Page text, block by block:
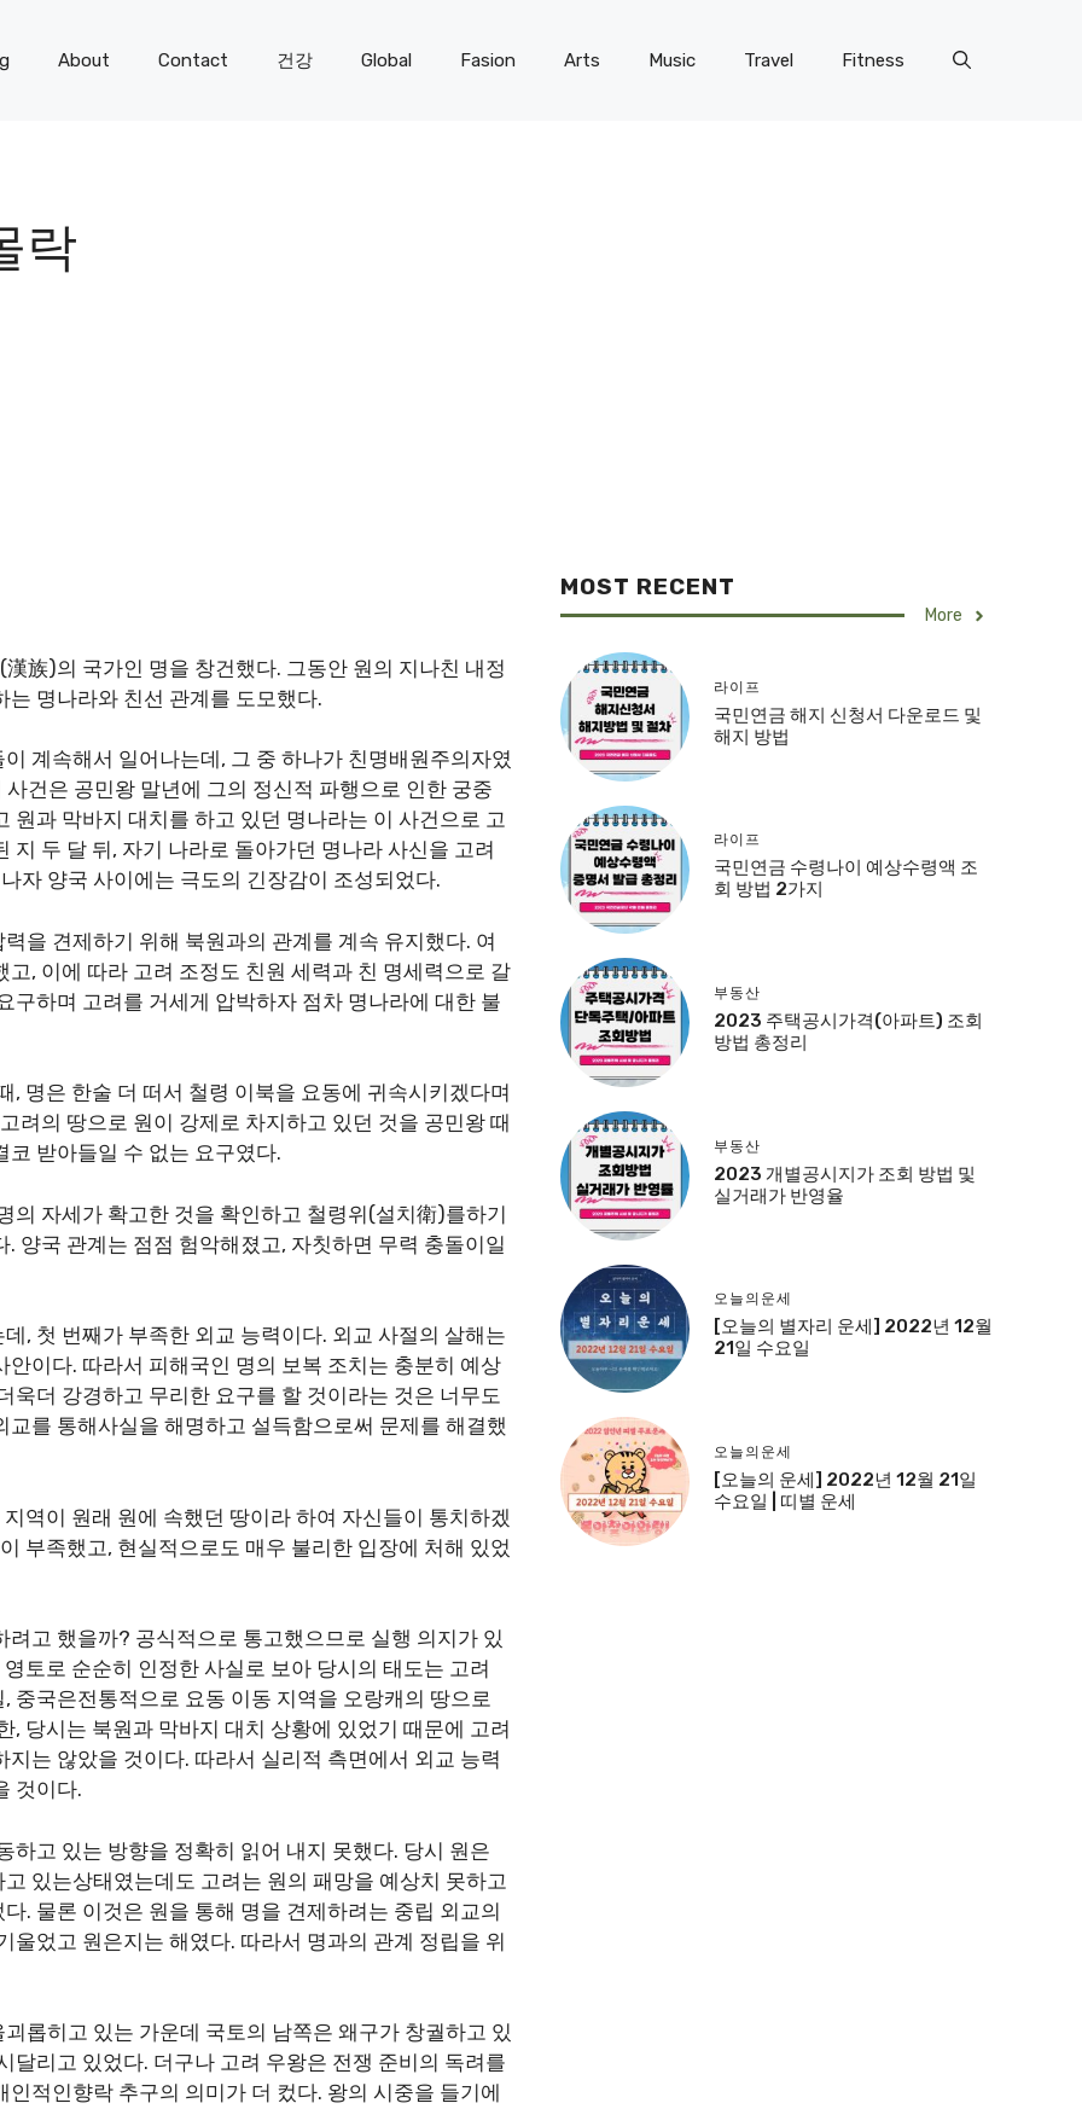
About Contact 건강 Global Fasion Arts Music Travel Fitness
락
族)의 국가인 명을 창건했다. 그동안 원의 지나친 내정
명나라와 친선 관계를 도모했다.
계속해서 일어나는데, 그 중 하나가 친명배원주의자였
건은 공민왕 말년에 그의 정신적 파행으로 인한 궁중
원과 막바지 대치를 하고 있던 명나라는 이 사건으로 고
두 달 뒤, 자기 나라로 돌아가던 명나라 사신을 고려
자 양국 사이에는 극도의 긴장감이 조성되었다.
을 견제하기 위해 북원과의 관계를 계속 유지했다. 여
, 이에 따라 고려 조정도 친원 세력과 친 명세력으로 갈
구하며 고려를 거세게 압박하자 점차 명나라에 대한 불
명은 한술 더 떠서 철령 이북을 요동에 귀속시키겠다며
려의 땅으로 원이 강제로 차지하고 있던 것을 공민왕 때
받아들일 수 없는 요구였다.
의 자세가 확고한 것을 확인하고 철령위(설치衛)를하기
양국 관계는 점점 험악해졌고, 자칫하면 무력 충돌이일
, 첫 번째가 부족한 외교 능력이다. 외교 사절의 살해는
이다. 따라서 피해국인 명의 보복 조치는 충분히 예상
욱더 강경하고 무리한 요구를 할 것이라는 것은 너무도
를 통해사실을 해명하고 설득함으로써 문제를 해결했
역이 원래 원에 속했던 땅이라 하여 자신들이 통치하겠
부족했고, 현실적으로도 매우 불리한 입장에 처해 있었
고 했을까? 공식적으로 통고했으므로 실행 의지가 있
토로 순순히 인정한 사실로 보아 당시의 태도는 고려
중국은전통적으로 요동 이동 지역을 오랑캐의 땅으로
당시는 북원과 막바지 대치 상황에 있었기 때문에 고려
는 않았을 것이다. 따라서 실리적 측면에서 외교 능력
것이다.
고 있는 방향을 정확히 읽어 내지 못했다. 당시 원은
있는상태였는데도 고려는 원의 패망을 예상치 못하고
. 물론 이것은 원을 통해 명을 견제하려는 중립 외교의
었고 원은지는 해였다. 따라서 명과의 관계 정립을 위
롭히고 있는 가운데 국토의 남쪽은 왜구가 창궐하고 있
달리고 있었다. 더구나 고려 우왕은 전쟁 준비의 독려를
적인향락 추구의 의미가 더 컸다. 왕의 시중을 들기에
MOST RECENT
More
라이프
국민연금 해지 신청서 다운로드 및
해지 방법
라이프
국민연금 수령나이 예상수령액 조
회 방법 2가지
부동산
2023 주택공시가격(아파트) 조회
방법 총정리
부동산
2023 개별공시지가 조회 방법 및
실거래가 반영율
오늘의운세
[오늘의 별자리 운세] 2022년 12월
21일 수요일
오늘의운세
[오늘의 운세] 2022년 12월 21일
수요일 | 띠별 운세